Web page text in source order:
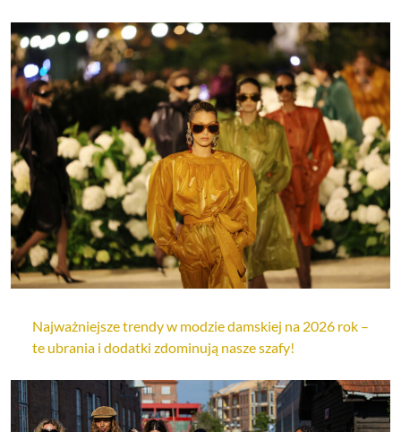
Najważniejsze trendy w modzie damskiej na 2026 rok –
te ubrania i dodatki zdominują nasze szafy!